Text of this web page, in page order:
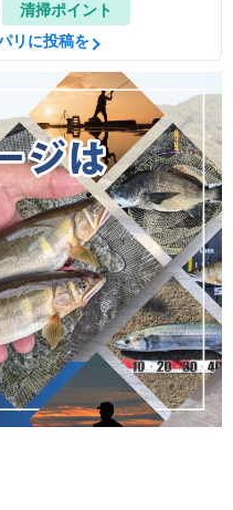
清掃ポイント
リに投稿を